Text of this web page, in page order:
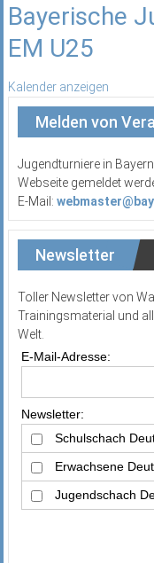
Bayerische
EM U25
Kalender anzeigen
Melden von
Jugendturniere in
Webseite gemeldet
E-Mail:
Newsletter
Toller Newsletter von
Trainingsmaterial und
Welt.
E-Mail-Adresse:
Newsletter:
Schulschach
Erwachsene
Jugendschach